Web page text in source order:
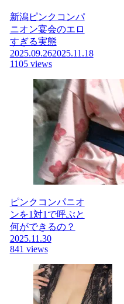
新潟ピンクコンパ
ニオン宴会のエロ
すぎる実態
2025.09.262025.11.18
1105 views
ピンクコンパニオ
ンを1対1で呼ぶと
何ができるの？
2025.11.30
841 views